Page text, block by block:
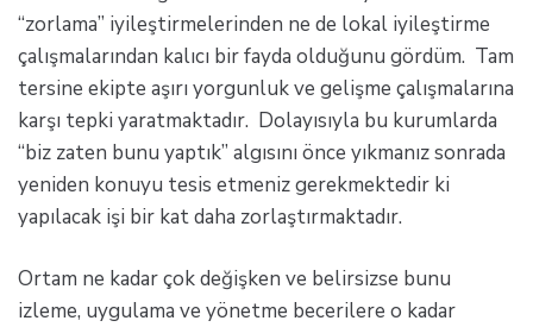
“zorlama” iyileştirmelerinden ne de lokal iyileştirme
çalışmalarından kalıcı bir fayda olduğunu gördüm. Tam
tersine ekipte aşırı yorgunluk ve gelişme çalışmalarına
karşı tepki yaratmaktadır. Dolayısıyla bu kurumlarda
“biz zaten bunu yaptık” algısını önce yıkmanız sonrada
yeniden konuyu tesis etmeniz gerekmektedir ki
yapılacak işi bir kat daha zorlaştırmaktadır.
Ortam ne kadar çok değişken ve belirsizse bunu
izleme, uygulama ve yönetme becerilere o kadar